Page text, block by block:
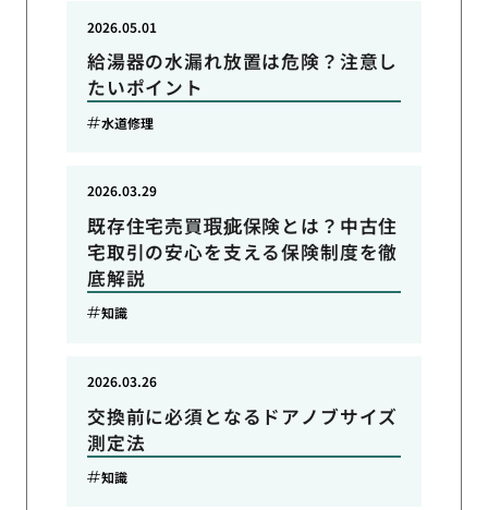
給湯器の水漏れ放置は危険？注意し
たいポイント
2026.05.01
水道修理
既存住宅売買瑕疵保険とは？中古住
宅取引の安心を支える保険制度を徹
底解説
2026.03.29
知識
交換前に必須となるドアノブサイズ
測定法
2026.03.26
知識